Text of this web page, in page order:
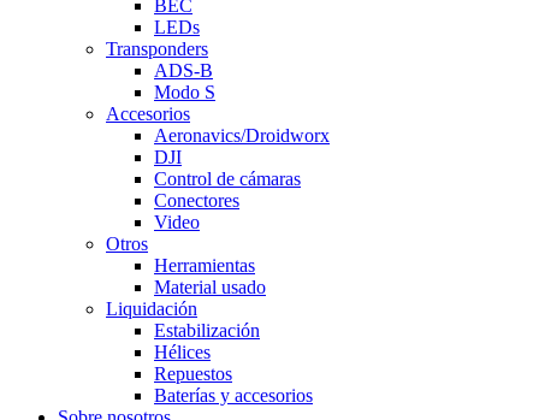
BEC
LEDs
Transponders
ADS-B
Modo S
Accesorios
Aeronavics/Droidworx
DJI
Control de cámaras
Conectores
Video
Otros
Herramientas
Material usado
Liquidación
Estabilización
Hélices
Repuestos
Baterías y accesorios